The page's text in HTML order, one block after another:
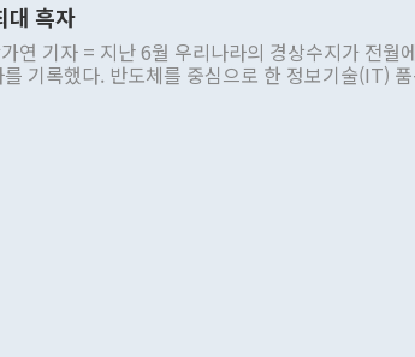
한 비현실적 구상'이라는 비판을 내놨다. 그동안 정
발언이 물의를 빚은 적은 여러 번 있지만 대통령
적으로 부정적 입장을 표명한 것은 이례적이다.
근법과 월권을 제어해야 한다는 목소리도 높아지
. 또 "현 시점에서 흘러간 선(先)비핵화만 되뇌는 것
력을 확보하기 위해 최선을 다할 것"이라고 말했다.
대 흑자
연 기자 = 지난 6월 우리나라의 경상수지가 전월
기록했다. 반도체를 중심으로 한 정보기술(IT)
로 1000억달러를 넘어섰다. 상품수입은 644억
퓨터·주변기기(SSD)는 282.7% 증가했다. IT 품목
었으며 비IT 품목도 ▲석유제품(47.5%) ▲화공품